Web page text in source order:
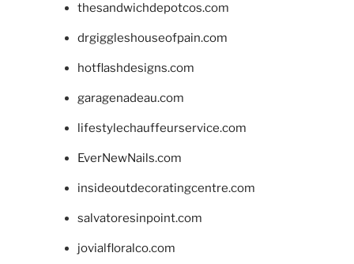
thesandwichdepotcos.com
drgiggleshouseofpain.com
hotflashdesigns.com
garagenadeau.com
lifestylechauffeurservice.com
EverNewNails.com
insideoutdecoratingcentre.com
salvatoresinpoint.com
jovialfloralco.com